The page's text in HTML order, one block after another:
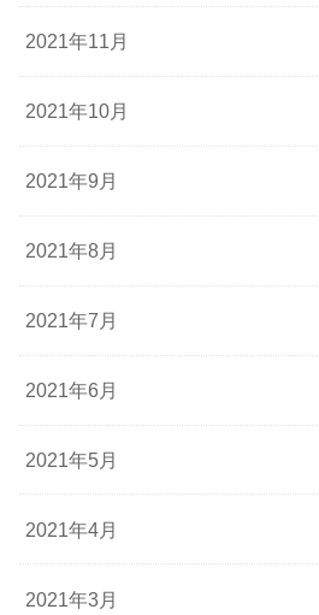
2021年11月
2021年10月
2021年9月
2021年8月
2021年7月
2021年6月
2021年5月
2021年4月
2021年3月